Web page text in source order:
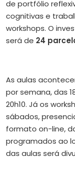
de portfólio
cognitivas e
workshops. O
será de 24
As aulas
por semana, das
20h10. Já os
sábados,
formato on-line,
programados ao
das aulas será